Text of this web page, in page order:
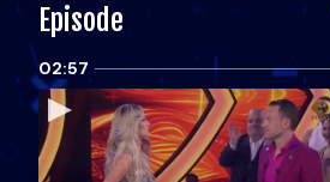
Episode
02:57